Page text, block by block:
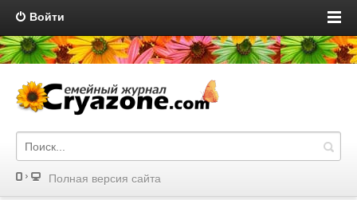
Войти
Полная версия сайта